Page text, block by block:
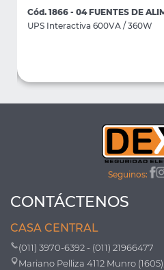
Cód. 1866 - 04 FUENTES DE
UPS Interactiva 600VA / 360W
Seguinos:
CONTÁCTENOS
CASA CENTRAL
(011) 3970-6392 - (011) 21966477
Mariano Pelliza 4112 Munro